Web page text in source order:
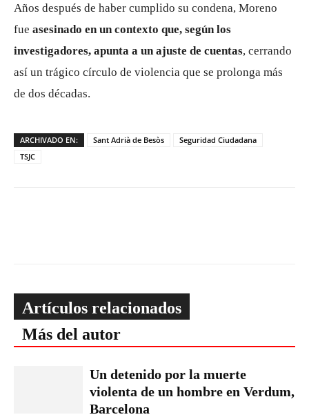
Años después de haber cumplido su condena, Moreno
fue asesinado en un contexto que, según los
investigadores, apunta a un ajuste de cuentas, cerrando
así un trágico círculo de violencia que se prolonga más
de dos décadas.
ARCHIVADO EN: Sant Adrià de Besòs
Seguridad Ciudadana
TSJC
Artículos relacionados
Más del autor
Un detenido por la muerte
violenta de un hombre en Verdum,
Barcelona